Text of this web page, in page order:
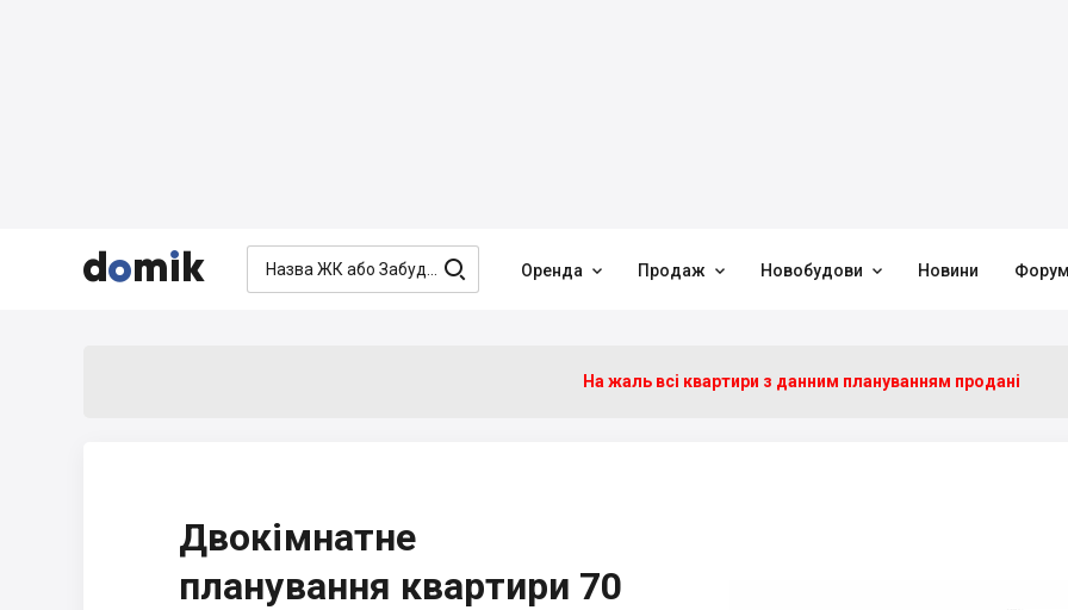


  Оренда  Продаж  Новобудови  Новини
На жаль всі квартири з данним плануванням продані
Двокімнатне
планування квартири 70